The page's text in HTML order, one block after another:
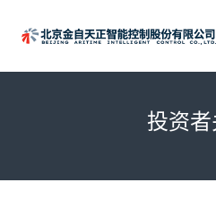
投资者